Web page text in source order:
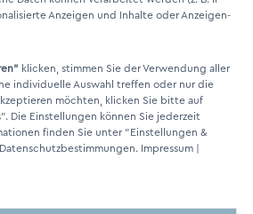
- Elektrische Dampferzeuger "Made in
Anzeigen und Inhalte oder Anzeigen-
klicken, stimmen Sie der Verwendung aller
individuelle Auswahl treffen oder nur die
möchten, klicken Sie bitte auf
. Die Einstellungen können Sie jederzeit
finden Sie unter "Einstellungen &
Impressum |